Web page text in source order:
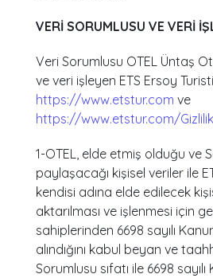
VERİ SORUMLUSU VE VERİ
Veri Sorumlusu OTEL Üntaş
ve veri işleyen ETS Ersoy
https://www.etstur.com ve
https://www.etstur.com/
1-OTEL, elde etmiş olduğu ve
paylaşacağı kişisel veriler ile
kendisi adına elde edilecek
aktarılması ve işlenmesi için
sahiplerinden 6698 sayılı
alındığını kabul beyan ve
Sorumlusu sıfatı ile 6698